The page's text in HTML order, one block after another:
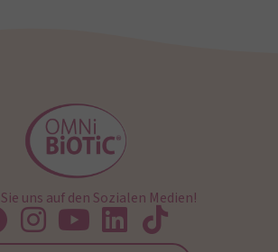
uns auf den Sozialen Medien!